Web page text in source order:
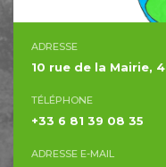
ADRESSE
10 rue de la Mairie,
TÉLÉPHONE
+33 6 81 39 08 35
ADRESSE E-MAIL